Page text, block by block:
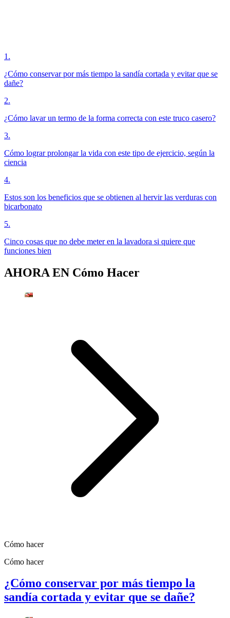
1 .
¿Cómo conservar por más tiempo la sandía cortada y evitar que se
dañe?
2.
¿Cómo lavar un termo de la forma correcta con este truco casero?
3.
Cómo lograr prolongar la vida con este tipo de ejercicio, según la
ciencia
4.
Estos son los beneficios que se obtienen al hervir las verduras con
bicarbonato
5.
Cinco cosas que no debe meter en la lavadora si quiere que
funciones bien
AHORA EN Cómo Hacer
Cómo hacer
Cómo hacer
¿Cómo conservar por más tiempo la
sandía cortada y evitar que se dañe?